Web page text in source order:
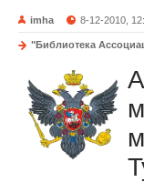
imha 8-12-2010,
"Библиотека